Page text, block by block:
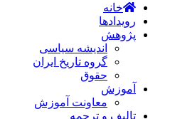
خانه
رویدادها
پژوهش
اندیشه سیاسی
گروه تاریخ ایران
حقوق
آموزش
معاونت آموزش
تالیف و ترجمه